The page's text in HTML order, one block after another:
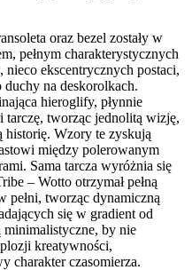
oraz bezel zostały w
pełnym charakterystycznych
ekscentrycznych postaci,
duchy na deskorolkach.
hieroglify, płynnie
tarczę, tworząc jednolitą wizję,
historię. Wzory te zyskują
między polerowanym
Sama tarcza wyróżnia się
– Wotto otrzymał pełną
pełni, tworząc dynamiczną
się w gradient od
minimalistyczne, by nie
kreatywności,
charakter czasomierza.